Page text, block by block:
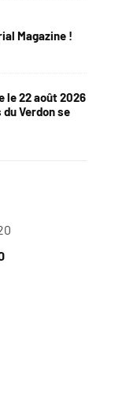
Magazine !
le 22 août 2026
Verdon se